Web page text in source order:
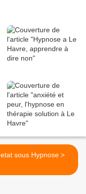
Etretat sous Hypnose >